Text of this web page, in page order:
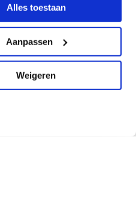
Alles toestaan
Aanpassen
Weigeren